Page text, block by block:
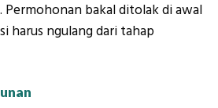
Permohonan bakal ditolak di awal
harus ngulang dari tahap